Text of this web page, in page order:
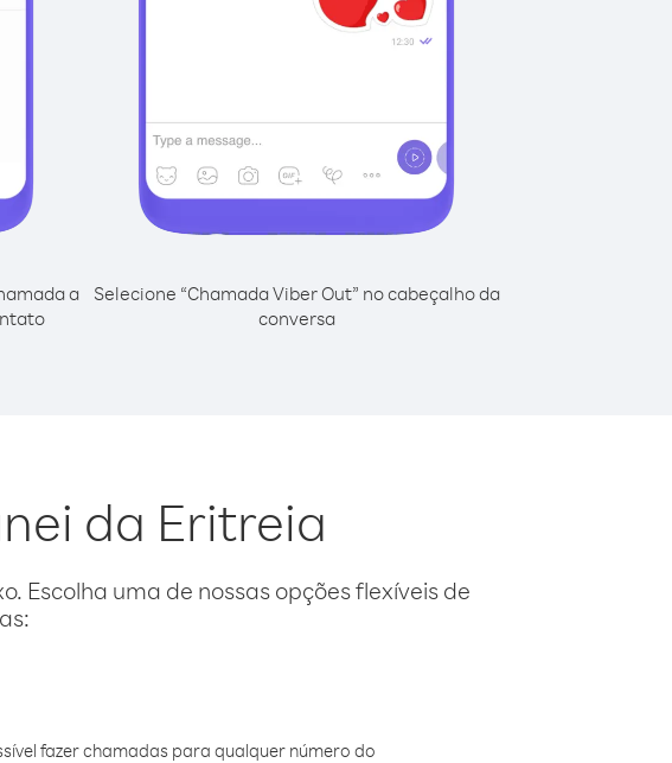
a
Selecione “Chamada Viber Out” no cabeçalho da
conversa
da Eritreia
Escolha uma de nossas opções flexíveis de
fazer chamadas para qualquer número do